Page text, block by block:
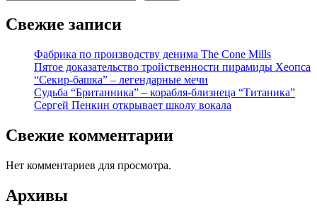
Свежие записи
Фабрика по производству денима The Cone Mills
Пятое доказательство тройственности пирамиды Хеопса
“Секир-башка” – легендарные мечи
Судьба “Британника” – корабля-близнеца “Титаника”
Сергей Пенкин открывает школу вокала
Свежие комментарии
Нет комментариев для просмотра.
Архивы